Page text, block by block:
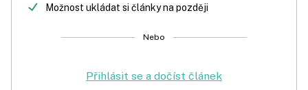
Možnost ukládat si články na později
Nebo
Přihlásit se a dočíst článek